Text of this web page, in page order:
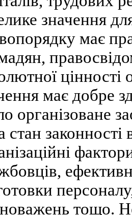
значення
має
має добре
організоване
законності
тощо.